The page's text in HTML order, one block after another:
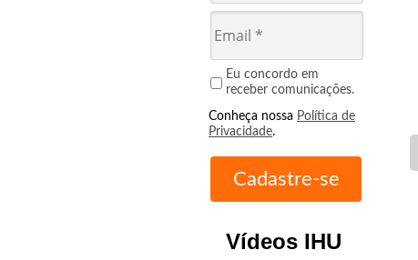
Eu concordo em
receber comunicações.
Conheça nossa Política de
Privacidade.
Vídeos IHU